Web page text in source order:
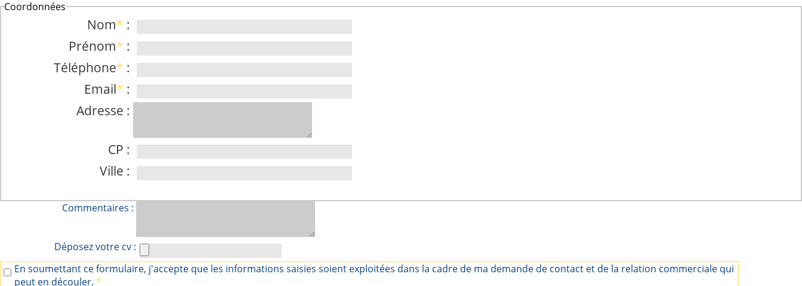
Coordonnées
Nom* :
Prénom* :
Téléphone* :
Email* :
Adresse :
CP :
Ville :
Commentaires :
Déposez votre cv :
En soumettant ce formulaire, j'accepte que les informations saisies soient exploitées dans la cadre de ma demande de contact et de la relation commerciale qui
peut en découler. *